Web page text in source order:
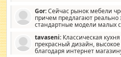
Gor:Сейчас рынок мебели
причем предлагают
стандартные модели малых
стандартные формы, в MebelOk,
со вкусом все в порядке, без
мебель, а это не последний фактор.
tavaseni: Классическая
прекрасный дизайн,
благодаря интернет